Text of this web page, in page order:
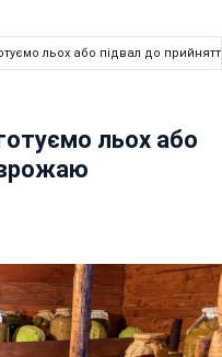
льох або підвал до
льох або